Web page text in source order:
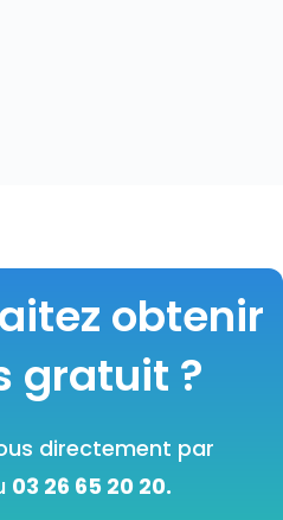
obtenir
gratuit ?
directement par
03 26 65 20 20.